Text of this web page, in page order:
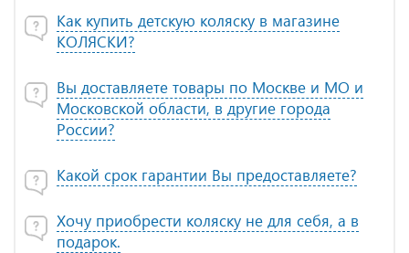
Как купить детскую коляску в магазине
КОЛЯСКИ?
Вы доставляете товары по Москве и МО и
Московской области, в другие города
России?
Какой срок гарантии Вы предоставляете?
Хочу приобрести коляску не для себя, а в
подарок.